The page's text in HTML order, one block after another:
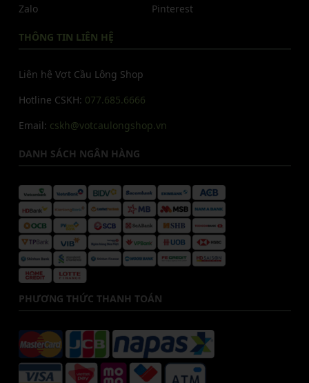
Zalo
Pinterest
THÔNG TIN LIÊN HỆ
Liên hệ Vợt Cầu Lông Shop
Hotline CSKH: 077.685.6666
Email: cskh@votcaulongshop.vn
DANH SÁCH NGÂN HÀNG
PHƯƠNG THỨC THANH TOÁN